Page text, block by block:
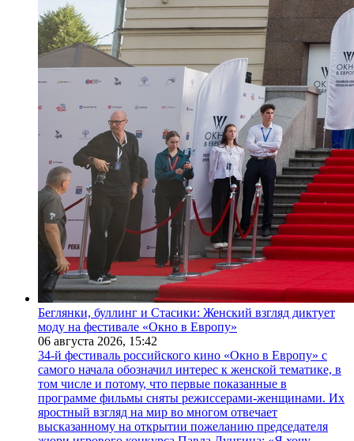
Беглянки, буллинг и Стасики: Женский взгляд диктует
моду на фестивале «Окно в Европу»
06 августа 2026, 15:42
34-й фестиваль российского кино «Окно в Европу» с
самого начала обозначил интерес к женской тематике, в
том числе и потому, что первые показанные в
программе фильмы сняты режиссерами-женщинами. Их
яростный взгляд на мир во многом отвечает
высказанному на открытии пожеланию председателя